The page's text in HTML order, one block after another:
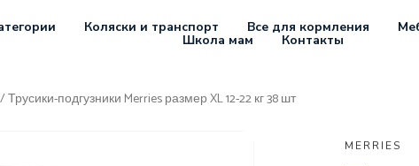
Коляски и транспорт Все для кормления
Школа мам Контакты
/ Трусики-подгузники Merries размер XL 12-22 кг 38 шт
MERRIES